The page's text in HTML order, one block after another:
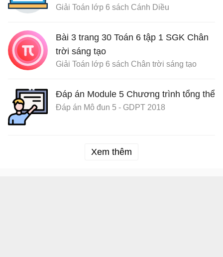
Giải Toán lớp 6 sách Cánh Diều
Bài 3 trang 30 Toán 6 tập 1 SGK Chân
trời sáng tạo
Giải Toán lớp 6 sách Chân trời sáng tạo
Đáp án Module 5 Chương trình tổng thể
Đáp án Mô đun 5 - GDPT 2018
Xem thêm